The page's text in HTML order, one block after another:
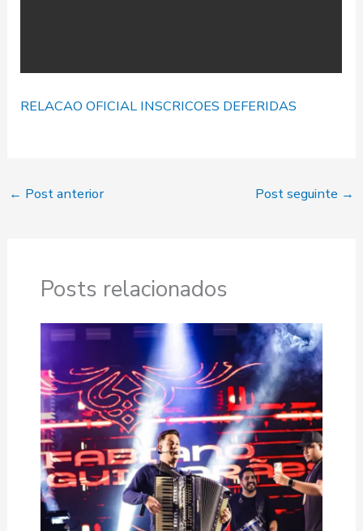
RELACAO OFICIAL INSCRICOES DEFERIDAS
← Post anterior Post seguinte →
Posts relacionados